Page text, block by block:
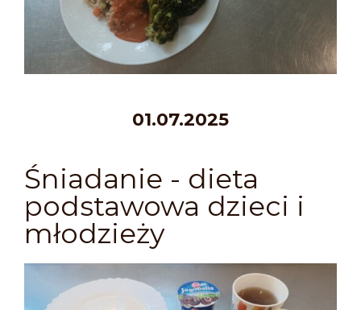
01.07.2025
Śniadanie - dieta
podstawowa dzieci i
młodzieży